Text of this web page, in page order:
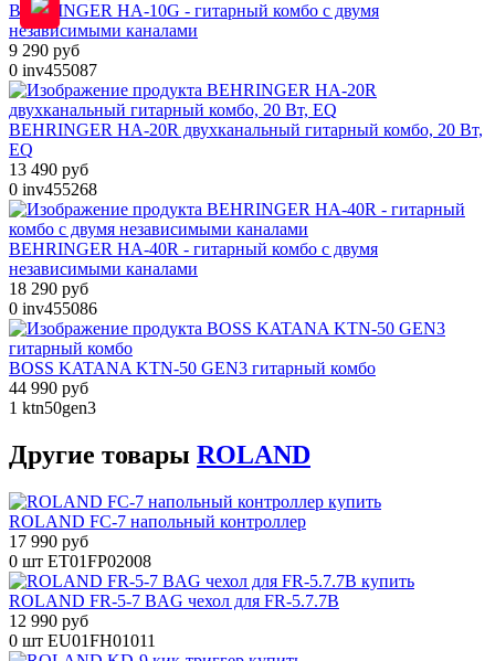
BEHRINGER HA-10G - гитарный комбо с двумя
независимыми каналами
9 290 руб
0 inv455087
BEHRINGER HA-20R двухканальный гитарный комбо, 20 Вт,
EQ
13 490 руб
0 inv455268
BEHRINGER HA-40R - гитарный комбо с двумя
независимыми каналами
18 290 руб
0 inv455086
BOSS KATANA KTN-50 GEN3 гитарный комбо
44 990 руб
1 ktn50gen3
Другие товары ROLAND
ROLAND FC-7 напольный контроллер
17 990 руб
0 шт ET01FP02008
ROLAND FR-5-7 BAG чехол для FR-5.7.7B
12 990 руб
0 шт EU01FH01011